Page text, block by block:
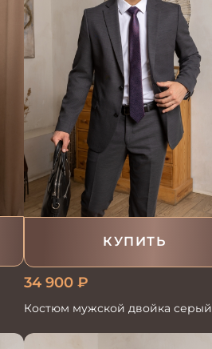
КУПИТЬ
34 900₽
Костюм мужской двойка серый